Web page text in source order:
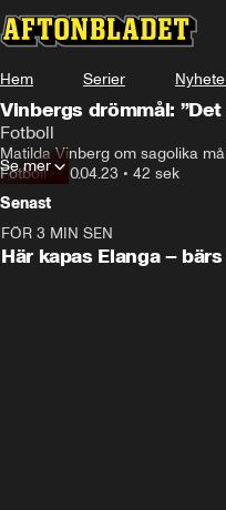
Hem Serier
Vinbergs drömmål:
Fotboll
Matilda Vinberg om sagolika
Fotboll•20.04.23 • 42 sek
Se mer
Senast
FÖR 3 MIN SEN
Här kapas Elanga –